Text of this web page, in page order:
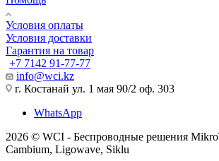
Условия оплаты
Условия доставки
Гарантия на товар
+7 7142 91-77-77
info@wci.kz
г. Костанай ул. 1 мая 90/2 оф. 303
WhatsApp
2026 © WCI - Беспроводные решения
Cambium, Ligowave, Siklu